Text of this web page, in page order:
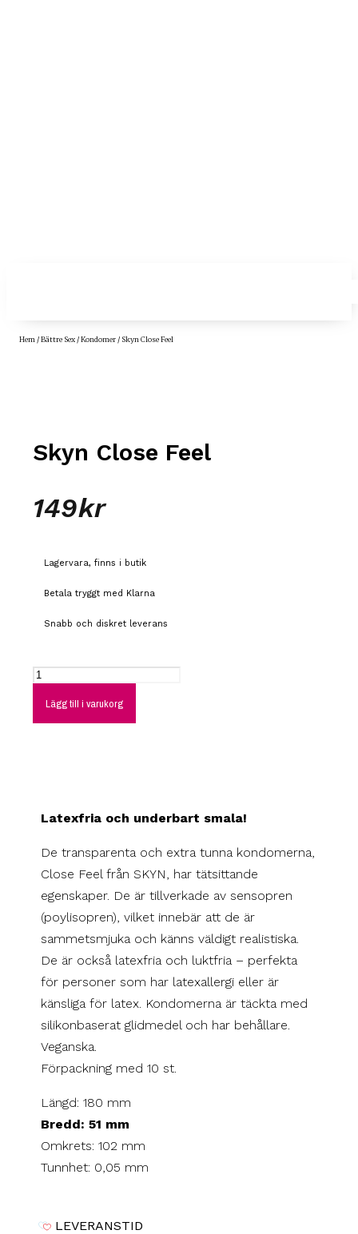
Hem /Bättre Sex /Kondomer / Skyn Close Feel
Skyn Close Feel
149kr
Lagervara, finns i butik
Betala tryggt med Klarna
Snabb och diskret leverans
Lägg till i varukorg
Latexfria och underbart smala!
De transparenta och extra tunna kondomerna,
Close Feel från SKYN, har tätsittande
egenskaper. De är tillverkade av sensopren
(poylisopren), vilket innebär att de är
sammetsmjuka och känns väldigt realistiska.
De är också latexfria och luktfria – perfekta
för personer som har latexallergi eller är
känsliga för latex. Kondomerna är täckta med
silikonbaserat glidmedel och har behållare.
Veganska.
Förpackning med 10 st.
Längd: 180 mm
Bredd: 51 mm
Omkrets: 102 mm
Tunnhet: 0,05 mm
LEVERANSTID